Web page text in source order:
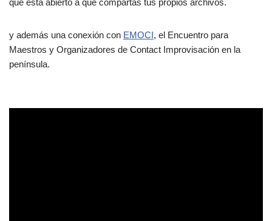
que está abierto a que compartas tus propios archivos.
y además una conexión con EMOCI, el Encuentro para
Maestros y Organizadores de Contact Improvisación en la
península.